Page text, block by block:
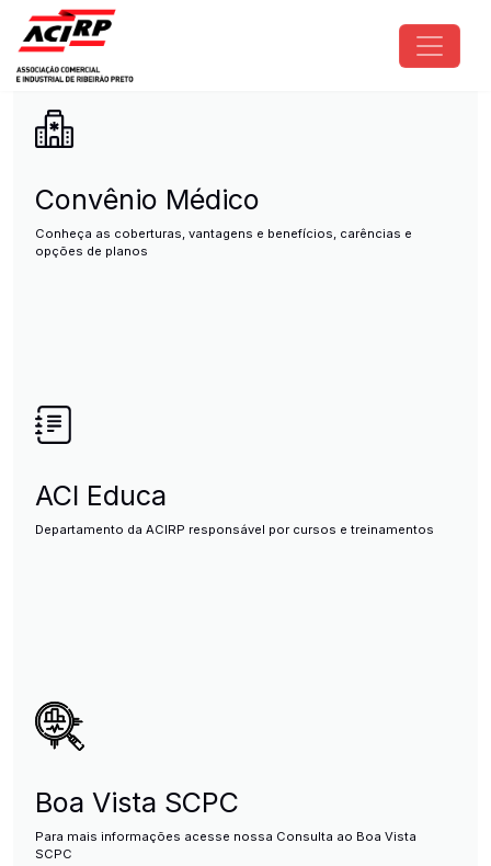
Pular para o conteúdo principal
ACIRP - Associação Comercial
Convênio Médico
Conheça as coberturas, vantagens e benefícios, carências e
opções de planos
ACI Educa
Departamento da ACIRP responsável por cursos e treinamentos
Boa Vista SCPC
Para mais informações acesse nossa Consulta ao Boa Vista
SCPC